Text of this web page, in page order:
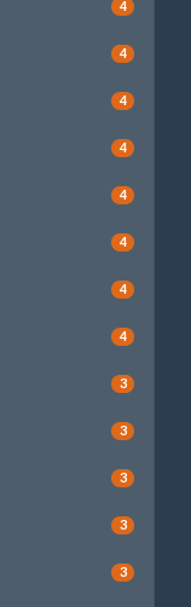
4
4
4
4
4
4
4
4
3
3
3
3
3